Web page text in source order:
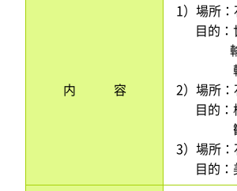
内 容
1）場所
目的：
輪島
輪島
2）場所
目的：
観光
3）場所
目的：